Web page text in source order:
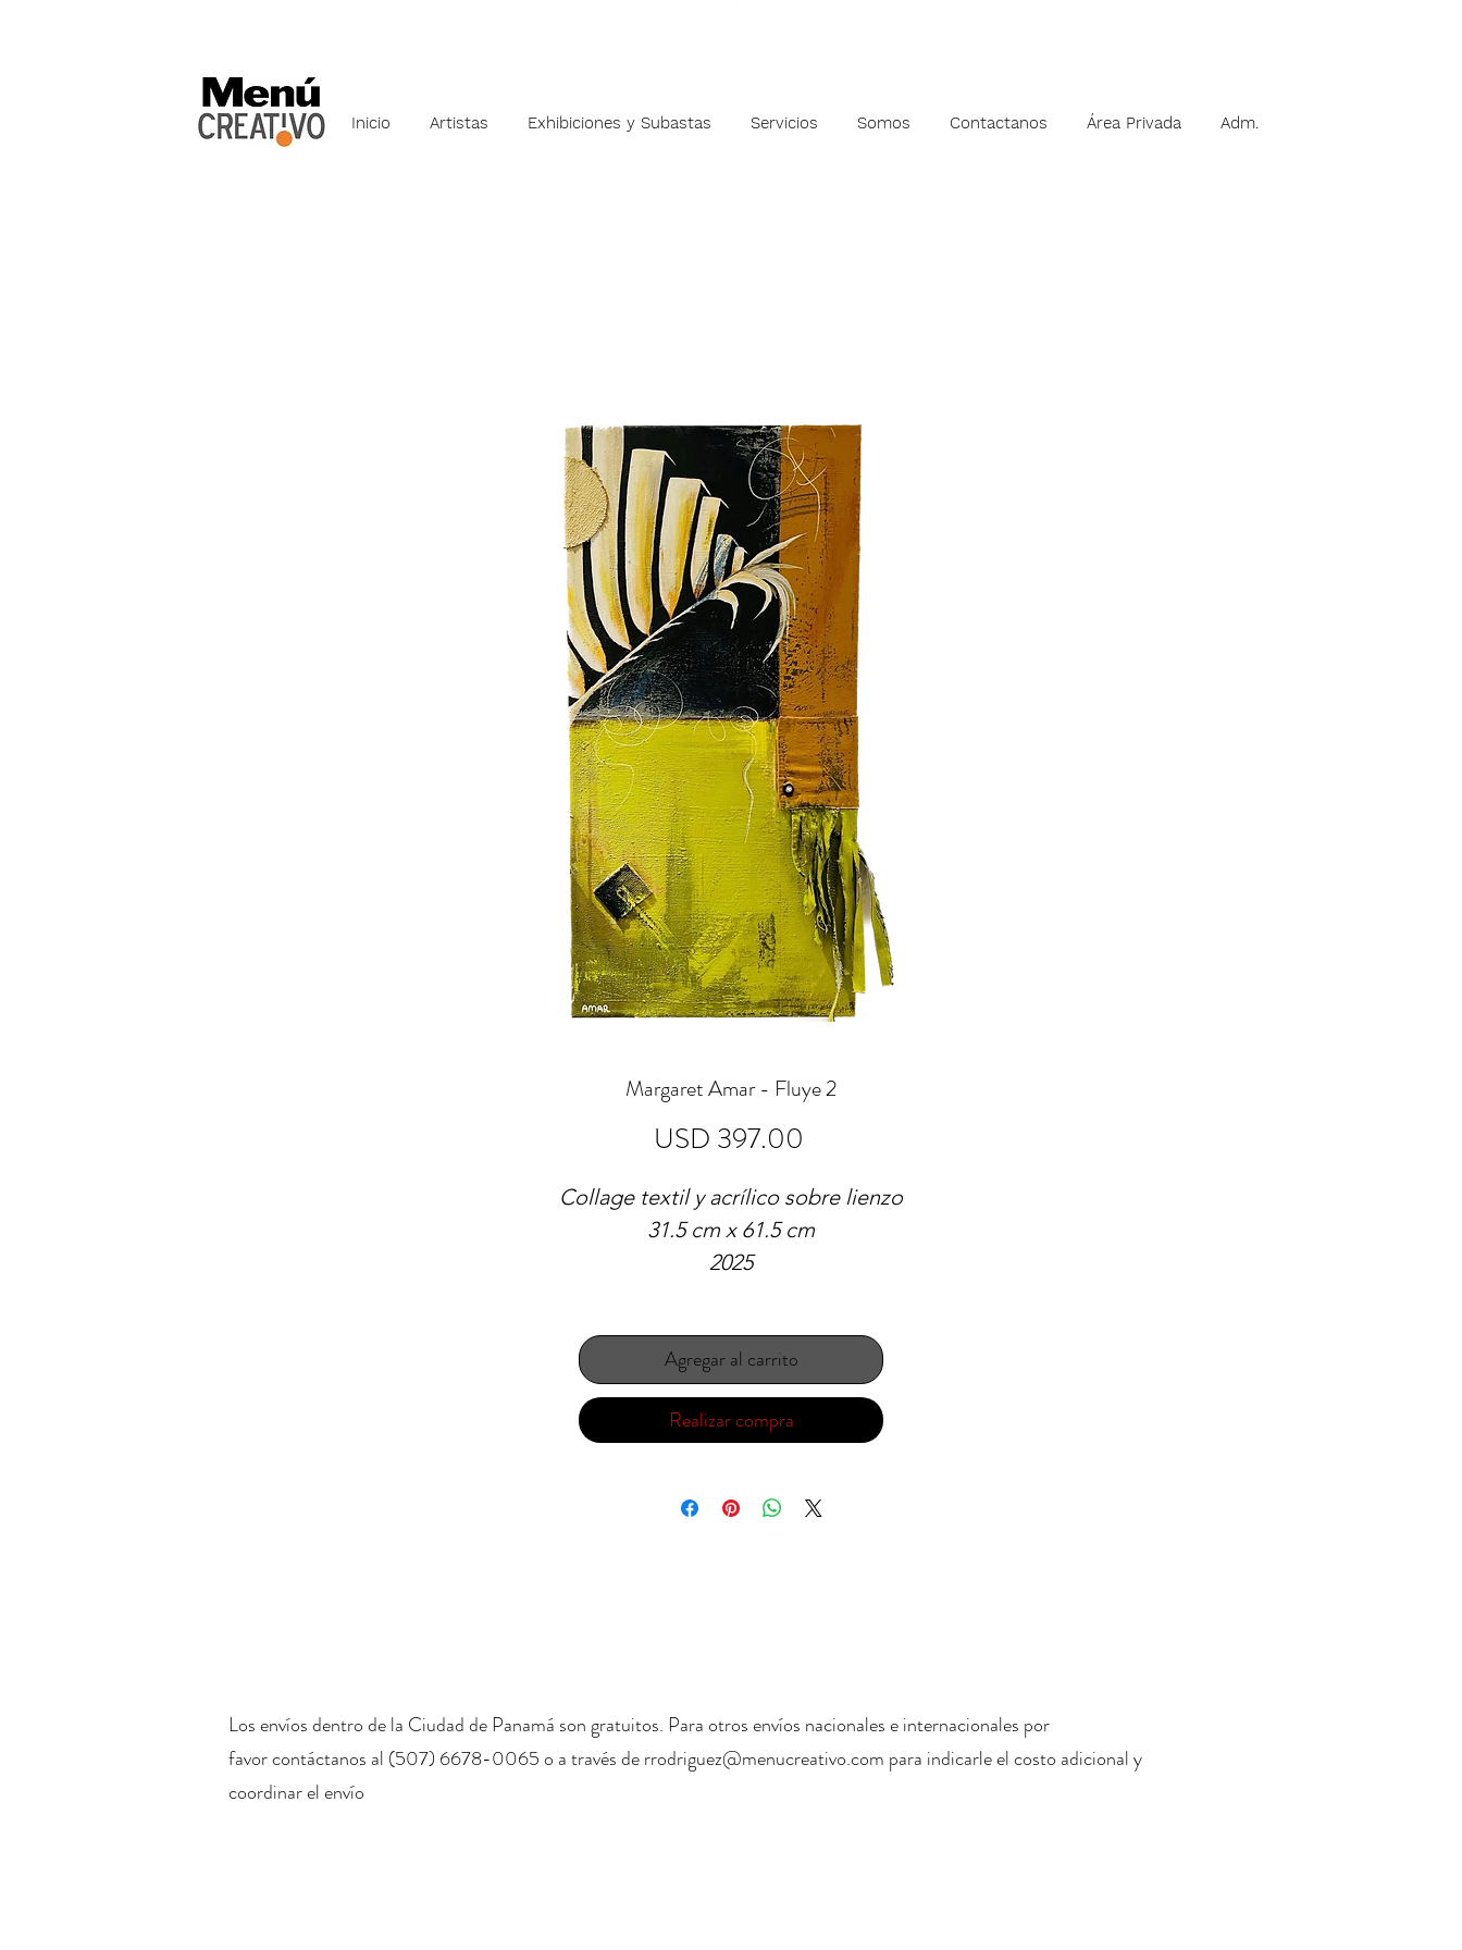
Inicio Artistas Exhibiciones y Subastas Servicios Somos Contactanos Área Privada Adm.
Margaret Amar - Fluye 2
USD 397.00
Collage textil y acrílico sobre lienzo
31.5 cm x 61.5 cm
2025
Agregar al carrito
Realizar compra
Los envíos dentro de la Ciudad de Panamá son gratuitos. Para otros envíos nacionales e internacionales por
favor contáctanos al (507) 6678-0065 o a través derrodriguez@menucreativo.com para indicarle el costo adicional y
coordinar el envío